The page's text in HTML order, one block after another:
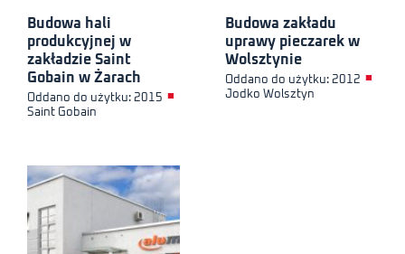
Budowa hali
produkcyjnej w
zakładzie Saint
Gobain w Żarach
Oddano do użytku: 2015 ■
Saint Gobain
Budowa zakładu
uprawy pieczarek w
Wolsztynie
Oddano do użytku: 2012 ■
Jodko Wolsztyn